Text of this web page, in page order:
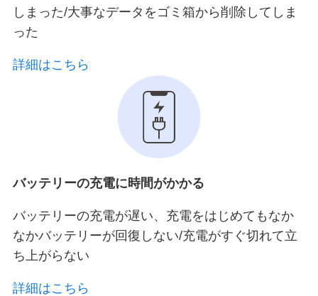
しまった/大事なデータをゴミ箱から削除してしま
った
詳細はこちら
バッテリーの充電に時間がかかる
バッテリーの充電が遅い、充電をはじめてもなか
なかバッテリーが回復しない/充電がすぐ切れて立
ち上がらない
詳細はこちら